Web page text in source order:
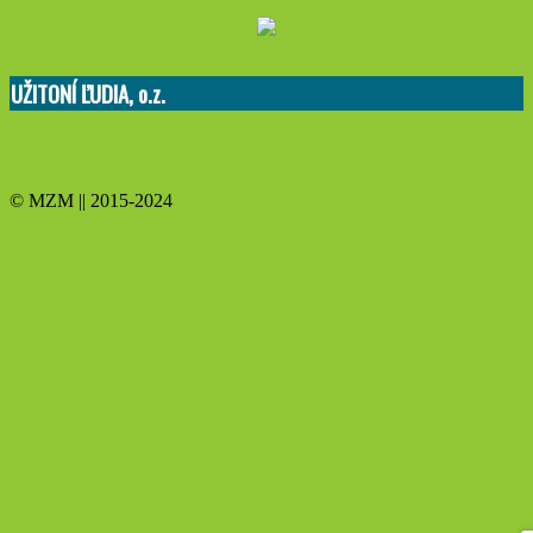
UŽITONÍ ĽUDIA, o.z.
© MZM || 2015-2024